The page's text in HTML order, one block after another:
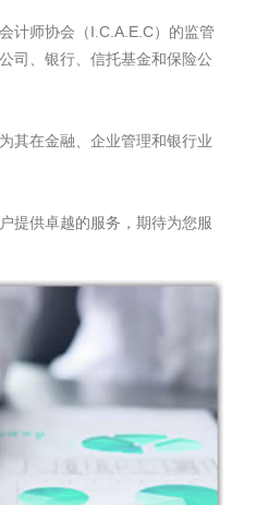
师协会（I.C.A.E.C）的监管
司、银行、信托基金和保险公
在金融、企业管理和银行业
供卓越的服务，期待为您服